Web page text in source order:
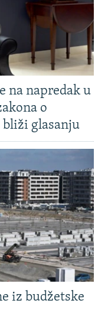
na napredak u
o
bliži glasanju
iz budžetske